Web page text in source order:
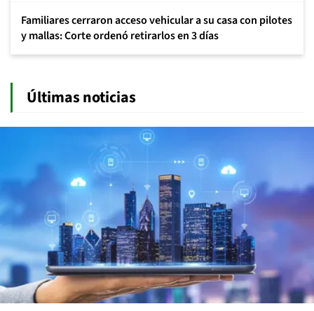
Familiares cerraron acceso vehicular a su casa con pilotes
y mallas: Corte ordenó retirarlos en 3 días
Últimas noticias